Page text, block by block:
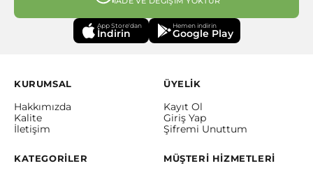
App Store'dan
İndirin
Hemen indirin
Google Play
KURUMSAL
Hakkımızda
Kalite
İletişim
ÜYELİK
Kayıt Ol
Giriş Yap
Şifremi Unuttum
KATEGORİLER MÜŞTERİ HİZMETLERİ